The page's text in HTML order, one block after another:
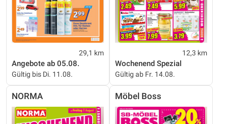
29,1 km
Angebote ab 05.08.
Gültig bis Di. 11.08.
12,3 km
Wochenend Spezial
Gültig ab Fr. 14.08.
NORMA Möbel Boss